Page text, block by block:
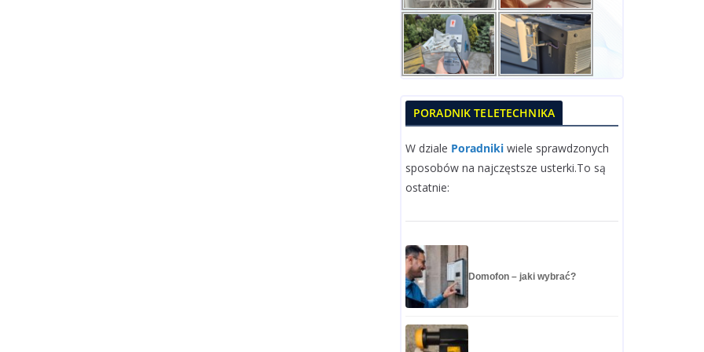
PORADNIK TELETECHNIKA
W dziale Poradniki wiele sprawdzonych
sposobów na najczęstsze usterki.To są
ostatnie:
Domofon – jaki wybrać?